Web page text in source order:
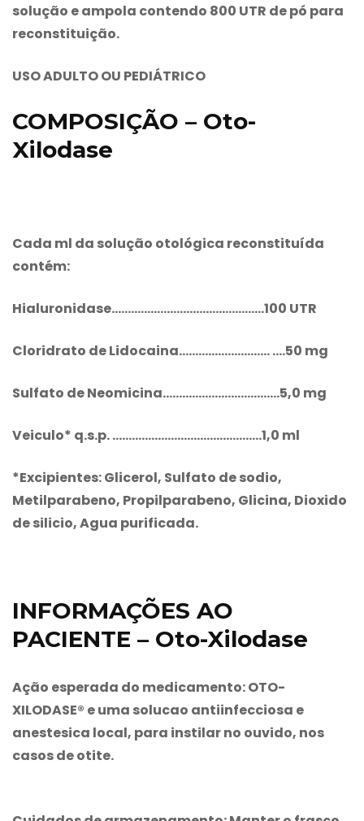
solução e ampola contendo 800 UTR de pó para
reconstituição.
USO ADULTO OU PEDIÁTRICO
COMPOSIÇÃO – Oto-
Xilodase
Cada ml da solução otológica reconstituída
contém:
Hialuronidase………………………………………..100 UTR
Cloridrato de Lidocaina………………………. ….50 mg
Sulfato de Neomicina………………………………5,0 mg
Veiculo* q.s.p. ……………………………………….1,0 ml
*Excipientes: Glicerol, Sulfato de sodio,
Metilparabeno, Propilparabeno, Glicina, Dioxido
de silicio, Agua purificada.
INFORMAÇÕES AO
PACIENTE – Oto-Xilodase
Ação esperada do medicamento:OTO-
XILODASE® e uma solucao antiinfecciosa e
anestesica local, para instilar no ouvido, nos
casos de otite.